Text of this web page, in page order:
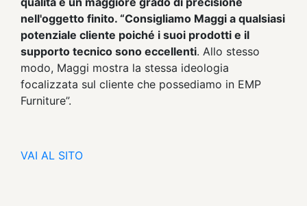
nell'oggetto finito. “Consigliamo Maggi a qualsiasi
potenziale cliente poiché i suoi prodotti e il
supporto tecnico sono eccellenti. Allo stesso
modo, Maggi mostra la stessa ideologia
focalizzata sul cliente che possediamo in EMP
Furniture”.
VAI AL SITO